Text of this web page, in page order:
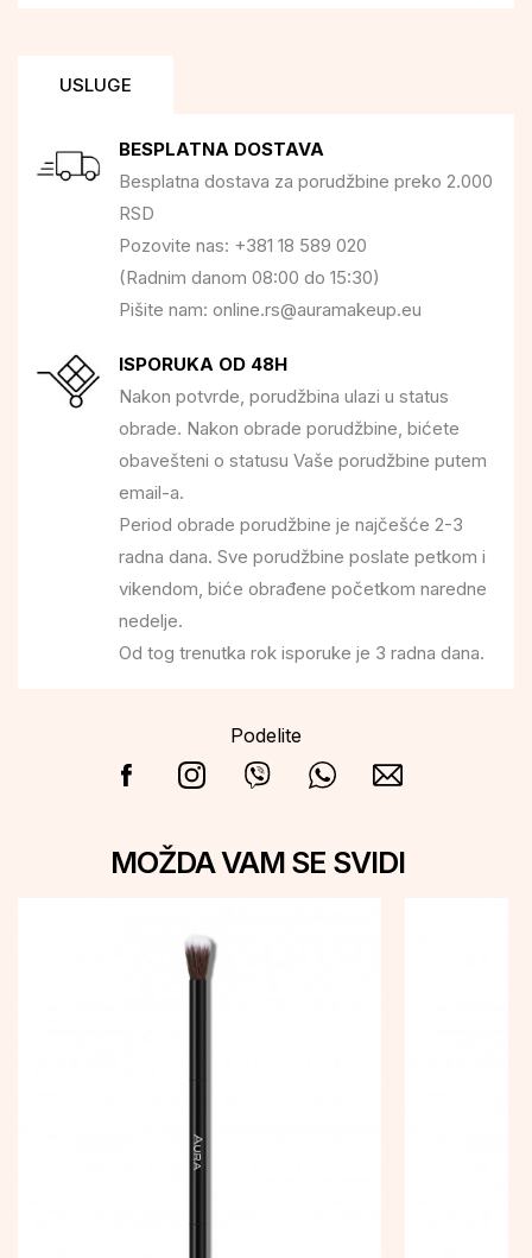
USLUGE
BESPLATNA DOSTAVA
Besplatna dostava za porudžbine preko 2.000
RSD
Pozovite nas: +381 18 589 020
(Radnim danom 08:00 do 15:30)
Pišite nam: online.rs@auramakeup.eu
ISPORUKA OD 48H
Nakon potvrde, porudžbina ulazi u status
obrade. Nakon obrade porudžbine, bićete
obavešteni o statusu Vaše porudžbine putem
email-a.
Period obrade porudžbine je najčešće 2-3
radna dana. Sve porudžbine poslate petkom i
vikendom, biće obrađene početkom naredne
nedelje.
Od tog trenutka rok isporuke je 3 radna dana.
Podelite
MOŽDA VAM SE SVIDI